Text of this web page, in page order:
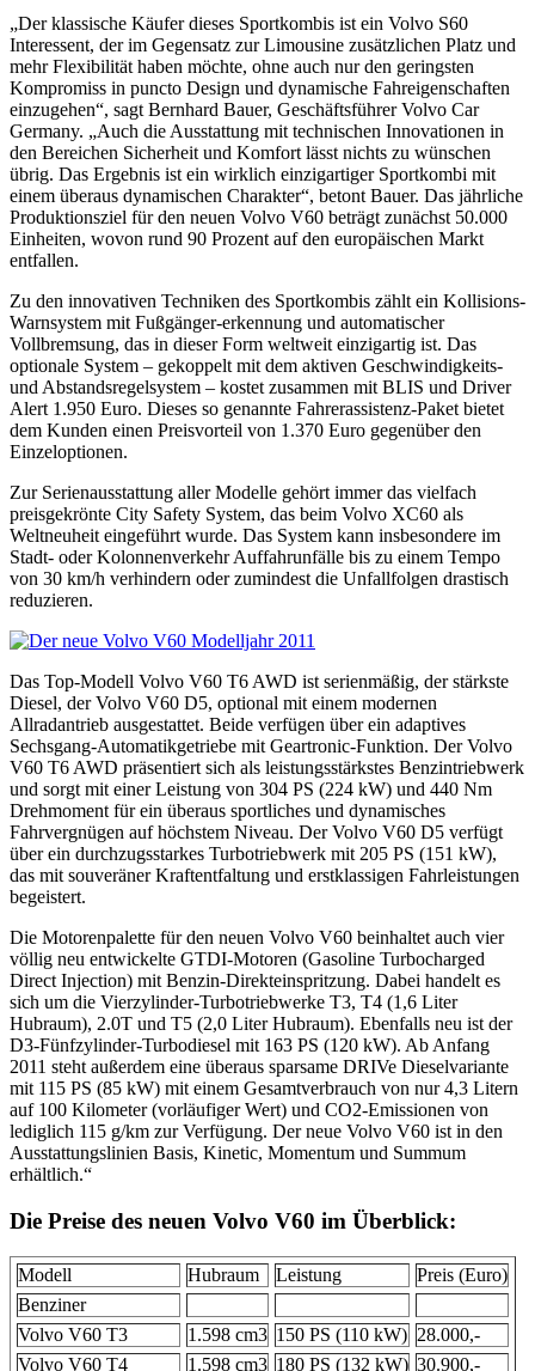
„Der klassische Käufer dieses Sportkombis ist ein Volvo S60
Interessent, der im Gegensatz zur Limousine zusätzlichen Platz und
mehr Flexibilität haben möchte, ohne auch nur den geringsten
Kompromiss in puncto Design und dynamische Fahreigenschaften
einzugehen“, sagt Bernhard Bauer, Geschäftsführer Volvo Car
Germany. „Auch die Ausstattung mit technischen Innovationen in
den Bereichen Sicherheit und Komfort lässt nichts zu wünschen
übrig. Das Ergebnis ist ein wirklich einzigartiger Sportkombi mit
einem überaus dynamischen Charakter“, betont Bauer. Das jährliche
Produktionsziel für den neuen Volvo V60 beträgt zunächst 50.000
Einheiten, wovon rund 90 Prozent auf den europäischen Markt
entfallen.
Zu den innovativen Techniken des Sportkombis zählt ein Kollisions-
Warnsystem mit Fußgänger-erkennung und automatischer
Vollbremsung, das in dieser Form weltweit einzigartig ist. Das
optionale System – gekoppelt mit dem aktiven Geschwindigkeits-
und Abstandsregelsystem – kostet zusammen mit BLIS und Driver
Alert 1.950 Euro. Dieses so genannte Fahrerassistenz-Paket bietet
dem Kunden einen Preisvorteil von 1.370 Euro gegenüber den
Einzeloptionen.
Zur Serienausstattung aller Modelle gehört immer das vielfach
preisgekrönte City Safety System, das beim Volvo XC60 als
Weltneuheit eingeführt wurde. Das System kann insbesondere im
Stadt- oder Kolonnenverkehr Auffahrunfälle bis zu einem Tempo
von 30 km/h verhindern oder zumindest die Unfallfolgen drastisch
reduzieren.
Das Top-Modell Volvo V60 T6 AWD ist serienmäßig, der stärkste
Diesel, der Volvo V60 D5, optional mit einem modernen
Allradantrieb ausgestattet. Beide verfügen über ein adaptives
Sechsgang-Automatikgetriebe mit Geartronic-Funktion. Der Volvo
V60 T6 AWD präsentiert sich als leistungsstärkstes Benzintriebwerk
und sorgt mit einer Leistung von 304 PS (224 kW) und 440 Nm
Drehmoment für ein überaus sportliches und dynamisches
Fahrvergnügen auf höchstem Niveau. Der Volvo V60 D5 verfügt
über ein durchzugsstarkes Turbotriebwerk mit 205 PS (151 kW),
das mit souveräner Kraftentfaltung und erstklassigen Fahrleistungen
begeistert.
Die Motorenpalette für den neuen Volvo V60 beinhaltet auch vier
völlig neu entwickelte GTDI-Motoren (Gasoline Turbocharged
Direct Injection) mit Benzin-Direkteinspritzung. Dabei handelt es
sich um die Vierzylinder-Turbotriebwerke T3, T4 (1,6 Liter
Hubraum), 2.0T und T5 (2,0 Liter Hubraum). Ebenfalls neu ist der
D3-Fünfzylinder-Turbodiesel mit 163 PS (120 kW). Ab Anfang
2011 steht außerdem eine überaus sparsame DRIVe Dieselvariante
mit 115 PS (85 kW) mit einem Gesamtverbrauch von nur 4,3 Litern
auf 100 Kilometer (vorläufiger Wert) und CO2-Emissionen von
lediglich 115 g/km zur Verfügung. Der neue Volvo V60 ist in den
Ausstattungslinien Basis, Kinetic, Momentum und Summum
erhältlich.“
Die Preise des neuen Volvo V60 im Überblick:
Modell Hubraum Leistung
Preis (Euro)
Benziner
Volvo V60 T3
1.598 cm3 150 PS (110 kW) 28.000,-
Volvo V60 T4
1.598 cm3 180 PS (132 kW) 30.900,-